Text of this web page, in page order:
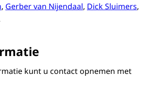
, Gerber van Nijendaal, Dick Sluimers,
kunt u contact opnemen met